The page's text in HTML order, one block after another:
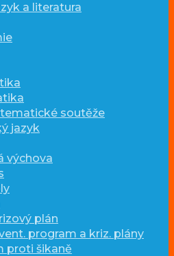
a literatura
soutěže
jazyk
výchova
plán
program a kriz. plány
proti šikaně